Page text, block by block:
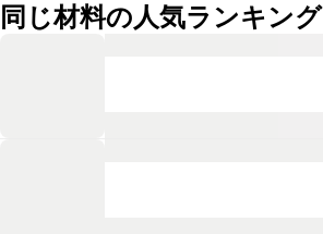
同じ材料の人気ランキング